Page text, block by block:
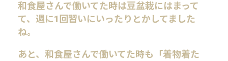
和食屋さんで働いてた時は豆盆栽にはまって
て、週に1回習いにいったりとかしてました
ね。
あと、和食屋さんで働いてた時も「着物着た